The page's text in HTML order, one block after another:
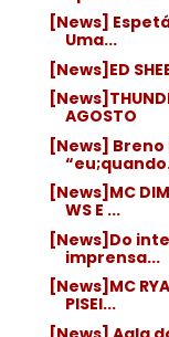
[News]
Uma...
[News]ED
AGOSTO
[News]
[News]MC
WS E ...
[News]Do
imprensa...
[News]MC
PISEI...